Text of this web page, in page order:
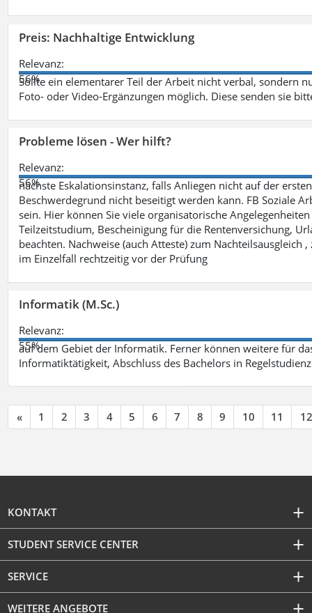
Preis: Nachhaltige Entwicklung
Relevanz:
56%
Sollte ein elementarer Teil der Arbeit nicht verbal, sondern
Foto- oder Video-Ergänzungen möglich. Diese senden sie
Probleme lösen - Wer hilft?
Relevanz:
56%
nächste Eskalationsinstanz, falls Anliegen nicht auf der
Beschwerdegrund nicht beseitigt werden kann. FB Soziale
sein. Hier können Sie viele organisatorische
Teilzeitstudium, Bescheinigung für die Rentenversichung,
beachten. Nachweise (auch Atteste) zum Nachteilsausgleich
im Einzelfall rechtzeitig vor der Prüfung
Informatik (M.Sc.)
Relevanz:
55%
auf dem Gebiet der Informatik. Ferner können weitere für
Informatiktätigkeit, Abschluss des Bachelors in
« 1 2 3 4 5 6 7 8 9 10 11 12
KONTAKT
STUDENT SERVICE CENTER
SERVICE
WEITERE ANGEBOTE